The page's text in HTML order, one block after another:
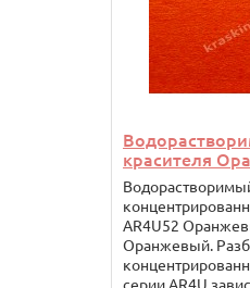
красителя
AR4U52
Оранжевый.
серии AR4U